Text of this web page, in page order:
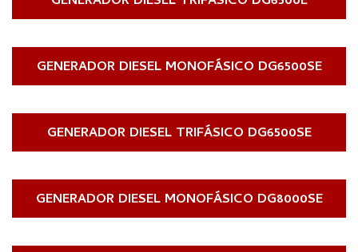
GENERADOR DIESEL MONOFÁSICO DG6500SE
GENERADOR DIESEL TRIFÁSICO DG6500SE
GENERADOR DIESEL MONOFÁSICO DG8000SE